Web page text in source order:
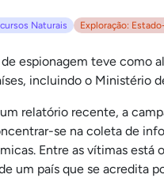
Naturais Exploração:
espionagem teve como
incluindo o Ministério
relatório recente, a
se na coleta de
Entre as vítimas
um país que se acredita